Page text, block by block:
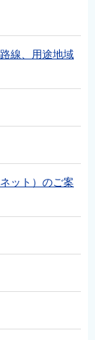
線、用途地域
ット）のご案